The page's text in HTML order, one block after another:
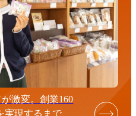
激変。創業160
実現するまで